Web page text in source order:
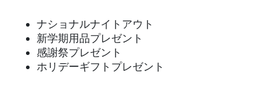
ナショナルナイトアウト
新学期用品プレゼント
感謝祭プレゼント
ホリデーギフトプレゼント